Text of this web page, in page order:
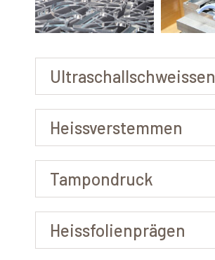
Ultraschallschweissen
Heissverstemmen
Tampondruck
Heissfolienprägen